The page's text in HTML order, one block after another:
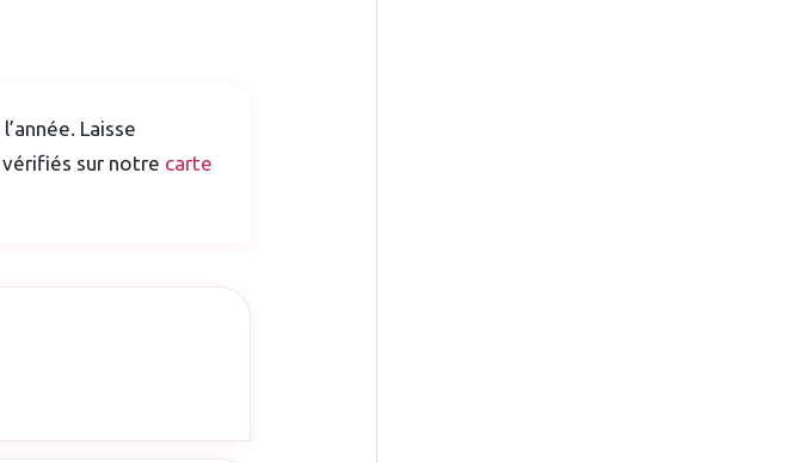
Laisse
sur notre carte